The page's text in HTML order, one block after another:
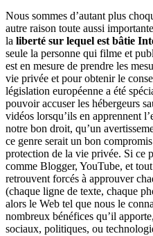
Nous sommes d’autant plus
autre raison toute aussi
la liberté sur lequel est bâtie
seule la personne qui filme et
est en mesure de prendre les
vie privée et pour obtenir le
législation européenne a été
pouvoir accuser les hébergeurs
vidéos lorsqu’ils en apprennent
notre bon droit, qu’un
ce genre serait un bon
protection de la vie privée. Si ce
comme Blogger, YouTube, et
retrouvent forcés à approuver
(chaque ligne de texte, chaque
alors le Web tel que nous le
nombreux bénéfices qu’il
sociaux, politiques, ou